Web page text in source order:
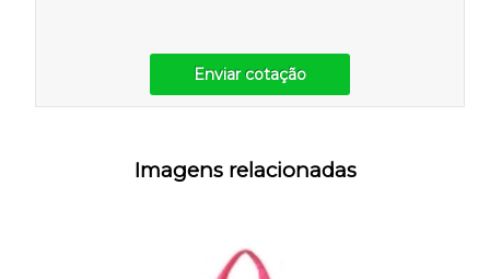
Enviar cotação
Imagens relacionadas